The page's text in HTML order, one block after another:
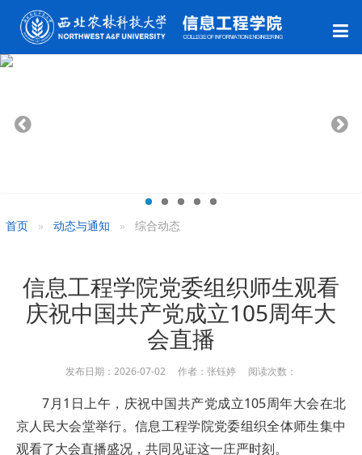
首页 动态与通知 综合动态
信息工程学院党委组织师生观看
庆祝中国共产党成立105周年大
会直播
发布日期：2026-07-02 作者：张钰婷 阅读次数：
7月1日上午，庆祝中国共产党成立105周年大会在北
京人民大会堂举行。信息工程学院党委组织全体师生集中
观看了大会直播盛况，共同见证这一庄严时刻。